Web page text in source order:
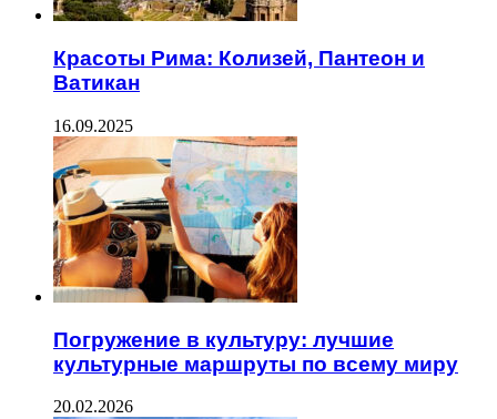
Красоты Рима: Колизей, Пантеон и
Ватикан
16.09.2025
Погружение в культуру: лучшие
культурные маршруты по всему миру
20.02.2026